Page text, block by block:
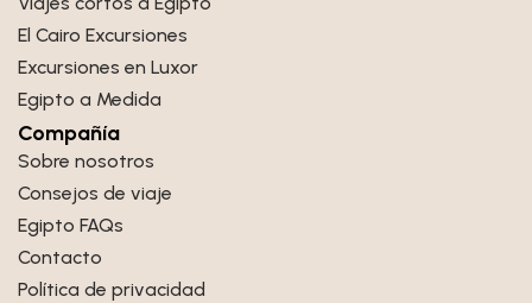
El Cairo Excursiones
Excursiones en Luxor
Egipto a Medida
Compañía
Sobre nosotros
Consejos de viaje
Egipto FAQs
Contacto
Política de privacidad